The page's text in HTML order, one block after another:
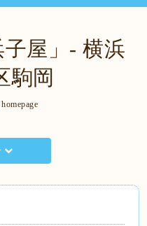
屋」- 横浜
駒岡